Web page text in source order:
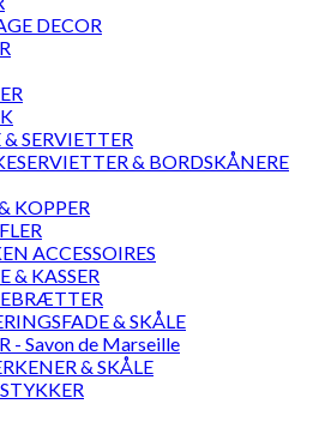
DECOR
SERVIETTER
& BORDSKÅNERE
KOPPER
ACCESSOIRES
& KASSER
& SKÅLE
- Savon de Marseille
& SKÅLE